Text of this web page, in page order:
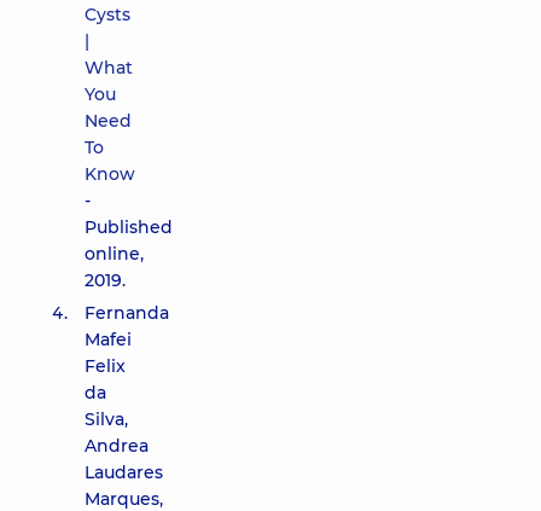
Cysts
|
What
You
Need
To
Know
-
Published
online,
2019.
Fernanda
Mafei
Felix
da
Silva,
Andrea
Laudares
Marques,